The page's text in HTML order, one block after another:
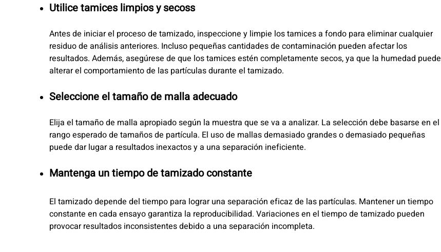
Utilice tamices limpios y secoss
Antes de iniciar el proceso de tamizado, inspeccione y limpie los tamices a fondo para eliminar cualquier
residuo de análisis anteriores. Incluso pequeñas cantidades de contaminación pueden afectar los
resultados. Además, asegúrese de que los tamices estén completamente secos, ya que la humedad puede
alterar el comportamiento de las partículas durante el tamizado.
Seleccione el tamaño de malla adecuado
Elija el tamaño de malla apropiado según la muestra que se va a analizar. La selección debe basarse en el
rango esperado de tamaños de partícula. El uso de mallas demasiado grandes o demasiado pequeñas
puede dar lugar a resultados inexactos y a una separación ineficiente.
Mantenga un tiempo de tamizado constante
El tamizado depende del tiempo para lograr una separación eficaz de las partículas. Mantener un tiempo
constante en cada ensayo garantiza la reproducibilidad. Variaciones en el tiempo de tamizado pueden
provocar resultados inconsistentes debido a una separación incompleta.